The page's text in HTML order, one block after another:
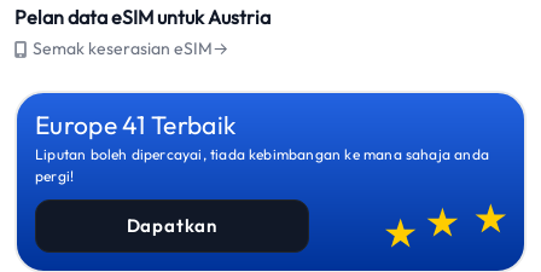
Pelan data eSIM untuk Austria
Semak keserasian eSIM→
Europe 41 Terbaik
Liputan boleh dipercayai, tiada kebimbangan ke mana sahaja anda
pergi!
Dapatkan